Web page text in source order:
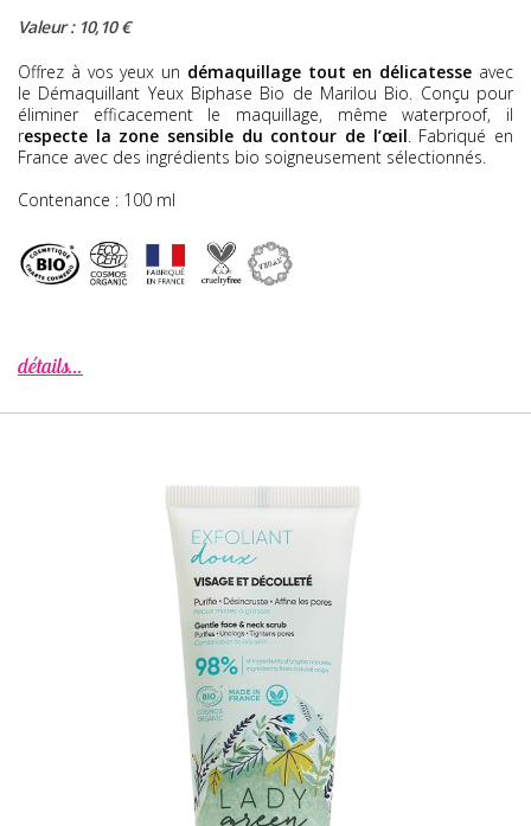
Valeur : 10,10 €
Offrez à vos yeux un démaquillage tout en délicatesse avec
le Démaquillant Yeux Biphase Bio de Marilou Bio. Conçu pour
éliminer efficacement le maquillage, même waterproof, il
respecte la zone sensible du contour de l’œil. Fabriqué en
France avec des ingrédients bio soigneusement sélectionnés.
Contenance : 100 ml
détails...